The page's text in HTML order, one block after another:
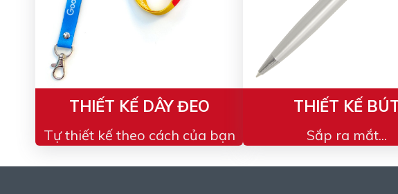
THIẾT KẾ DÂY ĐEO
Tự thiết kế theo cách của bạn
THIẾT KẾ
Sắp ra mắt...